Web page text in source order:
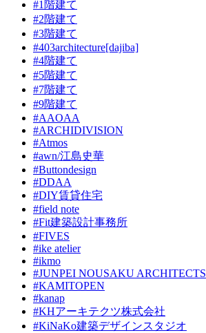
#1階建て
#2階建て
#3階建て
#403architecture[dajiba]
#4階建て
#5階建て
#7階建て
#9階建て
#AAOAA
#ARCHIDIVISION
#Atmos
#awn/江島史華
#Buttondesign
#DDAA
#DIY賃貸住宅
#field note
#Fit建築設計事務所
#FIVES
#ike atelier
#ikmo
#JUNPEI NOUSAKU ARCHITECTS
#KAMITOPEN
#kanap
#KHアーキテクツ株式会社
#KiNaKo建築デザインスタジオ